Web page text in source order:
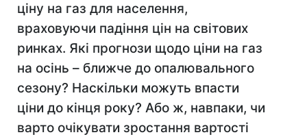
ціну на газ для населення,
враховуючи падіння цін на світових
ринках. Які прогнози щодо ціни на газ
на осінь – ближче до опалювального
сезону? Наскільки можуть впасти
ціни до кінця року? Або ж, навпаки, чи
варто очікувати зростання вартості